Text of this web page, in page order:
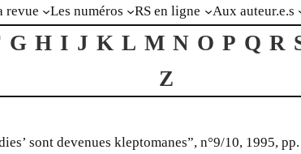
revue Les numéros RS en ligne Aux auteur.e.s
G H I J K L M N O P Q R
Z
sont devenues kleptomanes”, n°9/10, 1995,